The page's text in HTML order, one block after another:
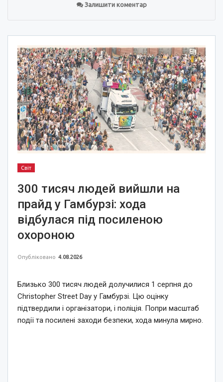
Залишити коментар
Світ
300 тисяч людей вийшли на
прайд у Гамбурзі: хода
відбулася під посиленою
охороною
Опубліковано 4.08.2026
Близько 300 тисяч людей долучилися 1 серпня до
Christopher Street Day у Гамбурзі. Цю оцінку
підтвердили і організатори, і поліція. Попри масштаб
події та посилені заходи безпеки, хода минула мирно.